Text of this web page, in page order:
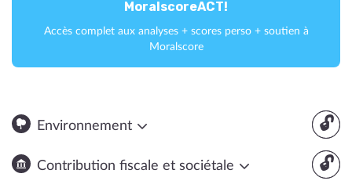
MoralscoreACT!
Accès complet aux analyses + scores perso + soutien à
Moralscore
🔓
Environnement
🔓
Contribution fiscale et sociétale